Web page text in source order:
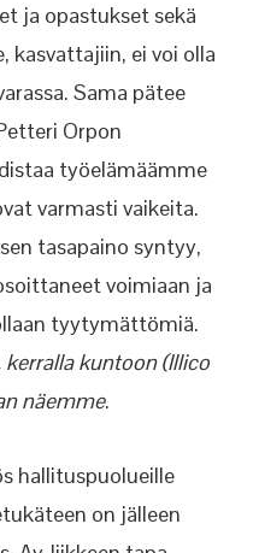
ja opastukset sekä
ei voi olla
Sama pätee
Orpon
työelämäämme
varmasti vaikeita.
tasapaino syntyy,
voimiaan ja
tyytymättömiä.
kuntoon (Illico
näemme.
hallituspuolueille
on jälleen